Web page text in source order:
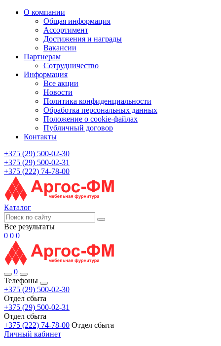
О компании
Общая информация
Ассортимент
Достижения и награды
Вакансии
Партнерам
Сотрудничество
Информация
Все акции
Новости
Политика конфиденциальности
Обработка персональных данных
Положение о cookie-файлах
Публичный договор
Контакты
+375 (29) 500-02-30
+375 (29) 500-02-31
+375 (222) 74-78-00
Каталог
Все результаты
0 0 0
0
Телефоны
+375 (29) 500-02-30
Отдел сбыта
+375 (29) 500-02-31
Отдел сбыта
+375 (222) 74-78-00 Отдел сбыта
Личный кабинет